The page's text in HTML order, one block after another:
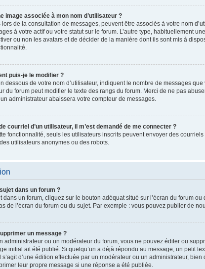
image associée à mon nom d’utilisateur ?
lors de la consultation de messages, peuvent être associés à votre nom
à votre actif ou votre statut sur le forum. L’autre type, habituellement
ou non les avatars et de décider de la manière dont ils sont mis à
puis-je le modifier ?
dessous de votre nom d’utilisateur, indiquent le nombre de messages
du forum peut modifier le texte des rangs du forum. Merci de ne pas
administrateur abaissera votre compteur de messages.
courriel d’un utilisateur, il m’est demandé de me connecter ?
fonctionnalité, seuls les utilisateurs inscrits peuvent envoyer des
utilisateurs anonymes ou des robots.
dans un forum ?
dans un forum, cliquez sur le bouton adéquat situé sur l’écran du forum
de l’écran du forum ou du sujet. Par exemple : vous pouvez publier de
un message ?
administrateur ou un modérateur du forum, vous ne pouvez éditer ou
initial ait été publié. Si quelqu’un a déjà répondu au message, un petit
s’agit d’une édition effectuée par un modérateur ou un administrateur,
leur propre message si une réponse a été publiée.